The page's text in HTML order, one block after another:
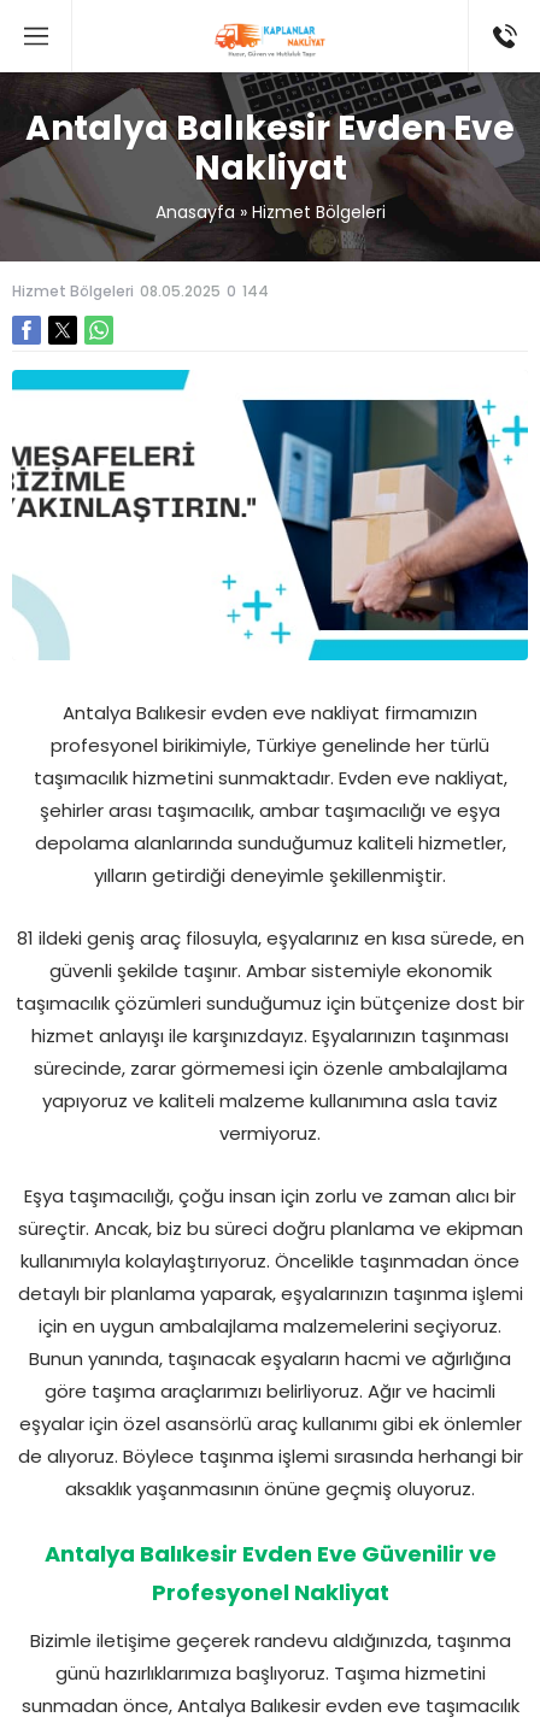
Antalya Balıkesir Evden Eve
Nakliyat
Anasayfa» Hizmet Bölgeleri
Hizmet Bölgeleri 08.05.2025 0 144
Antalya Balıkesir evden eve nakliyat firmamızın
profesyonel birikimiyle, Türkiye genelinde her türlü
taşımacılık hizmetini sunmaktadır. Evden eve nakliyat,
şehirler arası taşımacılık, ambar taşımacılığı ve eşya
depolama alanlarında sunduğumuz kaliteli hizmetler,
yılların getirdiği deneyimle şekillenmiştir.
81 ildeki geniş araç filosuyla, eşyalarınız en kısa sürede, en
güvenli şekilde taşınır. Ambar sistemiyle ekonomik
taşımacılık çözümleri sunduğumuz için bütçenize dost bir
hizmet anlayışı ile karşınızdayız. Eşyalarınızın taşınması
sürecinde, zarar görmemesi için özenle ambalajlama
yapıyoruz ve kaliteli malzeme kullanımına asla taviz
vermiyoruz.
Eşya taşımacılığı, çoğu insan için zorlu ve zaman alıcı bir
süreçtir. Ancak, biz bu süreci doğru planlama ve ekipman
kullanımıyla kolaylaştırıyoruz. Öncelikle taşınmadan önce
detaylı bir planlama yaparak, eşyalarınızın taşınma işlemi
için en uygun ambalajlama malzemelerini seçiyoruz.
Bunun yanında, taşınacak eşyaların hacmi ve ağırlığına
göre taşıma araçlarımızı belirliyoruz. Ağır ve hacimli
eşyalar için özel asansörlü araç kullanımı gibi ek önlemler
de alıyoruz. Böylece taşınma işlemi sırasında herhangi bir
aksaklık yaşanmasının önüne geçmiş oluyoruz.
Antalya Balıkesir Evden Eve Güvenilir ve
Profesyonel Nakliyat
Bizimle iletişime geçerek randevu aldığınızda, taşınma
günü hazırlıklarımıza başlıyoruz. Taşıma hizmetini
sunmadan önce, Antalya Balıkesir evden eve taşımacılık